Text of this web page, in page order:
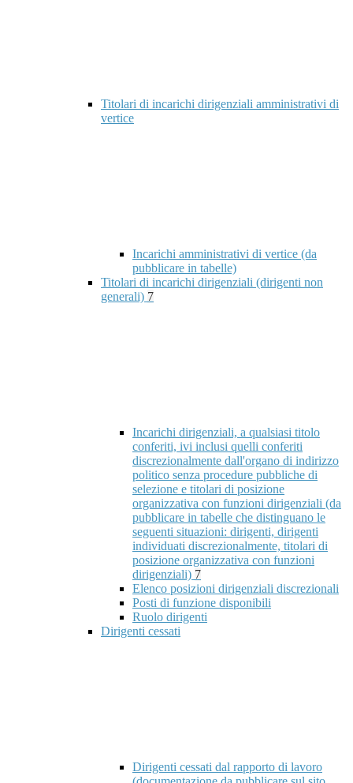
Titolari di incarichi dirigenziali amministrativi di
vertice
Incarichi amministrativi di vertice (da
pubblicare in tabelle)
Titolari di incarichi dirigenziali (dirigenti non
generali) 7
Incarichi dirigenziali, a qualsiasi titolo
conferiti, ivi inclusi quelli conferiti
discrezionalmente dall'organo di indirizzo
politico senza procedure pubbliche di
selezione e titolari di posizione
organizzativa con funzioni dirigenziali (da
pubblicare in tabelle che distinguano le
seguenti situazioni: dirigenti, dirigenti
individuati discrezionalmente, titolari di
posizione organizzativa con funzioni
dirigenziali) 7
Elenco posizioni dirigenziali discrezionali
Posti di funzione disponibili
Ruolo dirigenti
Dirigenti cessati
Dirigenti cessati dal rapporto di lavoro